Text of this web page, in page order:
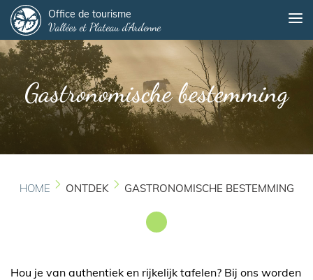
en
naar
de
inhoud
gaan
Office de tourisme
Vallées et Plateau d'Ardenne
Gastronomische bestemming
HOME ONTDEK GASTRONOMISCHE BESTEMMING
Hou je van authentiek en rijkelijk tafelen? Bij ons worden
Panneau de gestion des cookies